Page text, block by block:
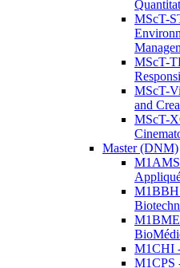
MScT-
MScT-
MScT-
and
MScT-
Master (DNM)
M1AMS
M1CHI
M1CPS